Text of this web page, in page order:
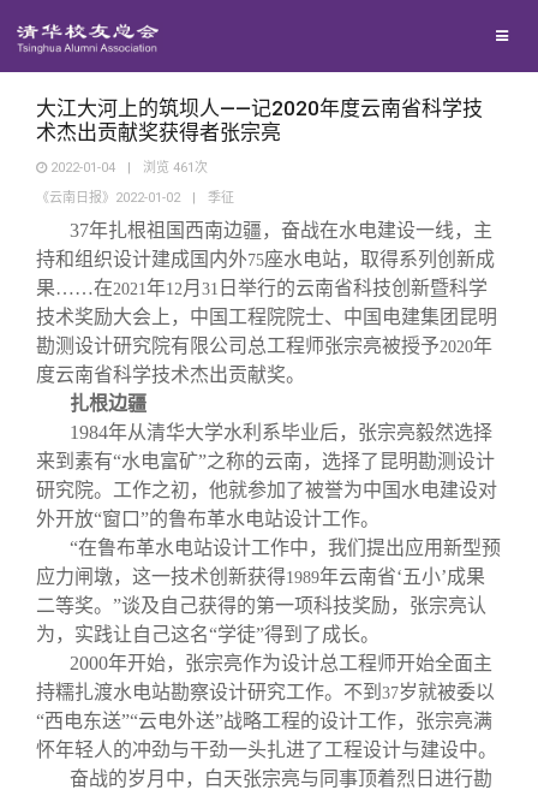
西南联大校友会
义工计划
新媒体平台
青春风采
校友文苑
校友讲坛
校友视界
终身学习
信息化服务
三创大赛
实用信息
校友总会
总会简介
会长致辞
总会章程
理事会名单
关闭
大江大河上的筑坝人——记2020年度云南省科学技
术杰出贡献奖获得者张宗亮
2022-01-04 | 浏览 461 次
《云南日报》2022-01-02
| 季征
37年扎根祖国西南边疆，奋战在水电建设一线，主
持和组织设计建成国内外75座水电站，取得系列创新成
果……在2021年12月 31 日举行的云南省科技创新暨科学
技术奖励大会上，中国工程院院士、中国电建集团昆明
勘测设计研究院有限公司总工程师张宗亮被授予2020年
度云南省科学技术杰出贡献奖。
扎根边疆
1984年从清华大学水利系毕业后，张宗亮毅然选择
来到素有“水电富矿”之称的云南，选择了昆明勘测设计
研究院。工作之初，他就参加了被誉为中国水电建设对
外开放“窗口”的鲁布革水电站设计工作。
“在鲁布革水电站设计工作中，我们提出应用新型预
应力闸墩，这一技术创新获得1989年云南省‘五小’成果
二等奖。”谈及自己获得的第一项科技奖励，张宗亮认
为，实践让自己这名“学徒”得到了成长。
2000年开始，张宗亮作为设计总工程师开始全面主
持糯扎渡水电站勘察设计研究工作。不到 37岁就被委以
“西电东送”“云电外送”战略工程的设计工作，张宗亮满
怀年轻人的冲劲与干劲一头扎进了工程设计与建设中。
奋战的岁月中，白天张宗亮与同事顶着烈日进行勘